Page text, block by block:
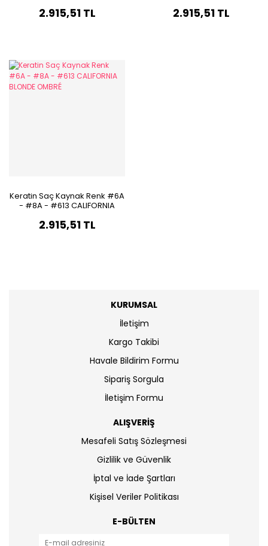
2.915,51 TL 2.915,51 TL
Keratin Saç Kaynak Renk #6A
- #8A - #613 CALIFORNIA
2.915,51 TL
KURUMSAL
İletişim
Kargo Takibi
Havale Bildirim Formu
Sipariş Sorgula
İletişim Formu
ALIŞVERİŞ
Mesafeli Satış Sözleşmesi
Gizlilik ve Güvenlik
İptal ve İade Şartları
Kişisel Veriler Politikası
E-BÜLTEN